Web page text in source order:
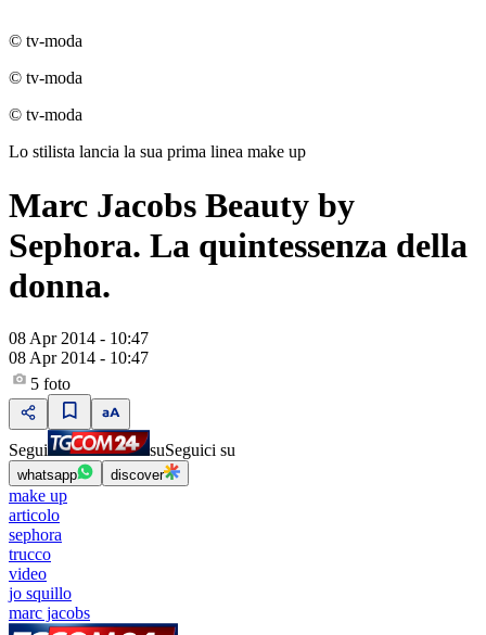
© tv-moda
© tv-moda
© tv-moda
Lo stilista lancia la sua prima linea make up
Marc Jacobs Beauty by
Sephora. La quintessenza della
donna.
08 Apr 2014 - 10:47
08 Apr 2014 - 10:47
5 foto
Segui suSeguici su
whatsapp discover
make up
articolo
sephora
trucco
video
jo squillo
marc jacobs